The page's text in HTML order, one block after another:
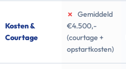
Kosten &
Courtage
✗
Gemiddeld
€4.500,-
(courtage +
opstartkosten)